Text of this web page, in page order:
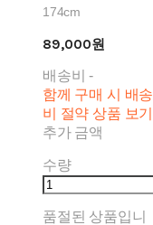
174cm
89,000원
배송비-
함께 구매 시 배송
비 절약 상품 보기
추가 금액
수량
품절된 상품입니